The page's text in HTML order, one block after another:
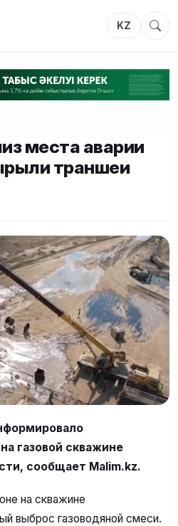
KZ
места аварии
траншеи
газовой скважине
сообщает Malim.kz.
на скважине
выброс газоводяной смеси.